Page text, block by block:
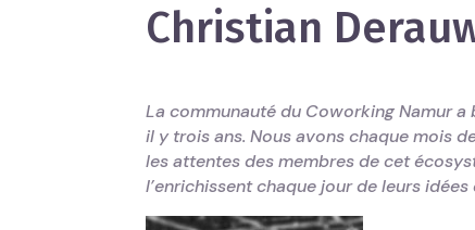
Christian
La communauté du Coworking Namur
il y trois ans. Nous avons chaque mois
les attentes des membres de cet
l’enrichissent chaque jour de leurs